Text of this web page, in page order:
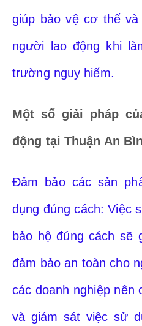
giúp bảo vệ cơ thể
người lao động khi
trường nguy hiểm.
Một số giải pháp
động tại Thuận An
Đảm bảo các sản
dụng đúng cách: Việc
bảo hộ đúng cách sẽ
đảm bảo an toàn cho
các doanh nghiệp nên
và giám sát việc sử